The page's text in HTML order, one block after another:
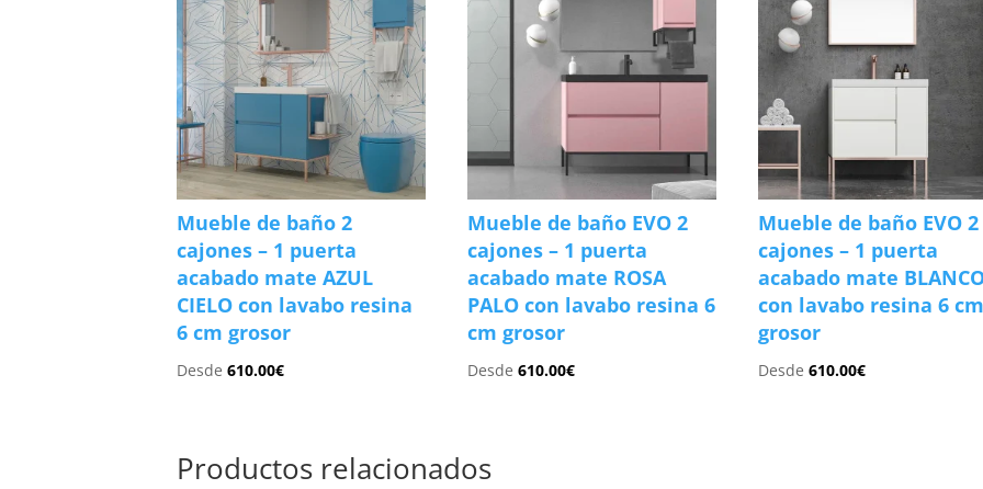
Mueble de baño 2
cajones – 1 puerta
acabado mate AZUL
CIELO con lavabo resina
6 cm grosor
Desde610.00€
Mueble de baño EVO 2
cajones – 1 puerta
acabado mate ROSA
PALO con lavabo resina 6
cm grosor
Desde610.00€
Mueble de baño EVO 2
cajones – 1 puerta
acabado mate
con lavabo resina 6
grosor
Desde610.00€
Productos relacionados